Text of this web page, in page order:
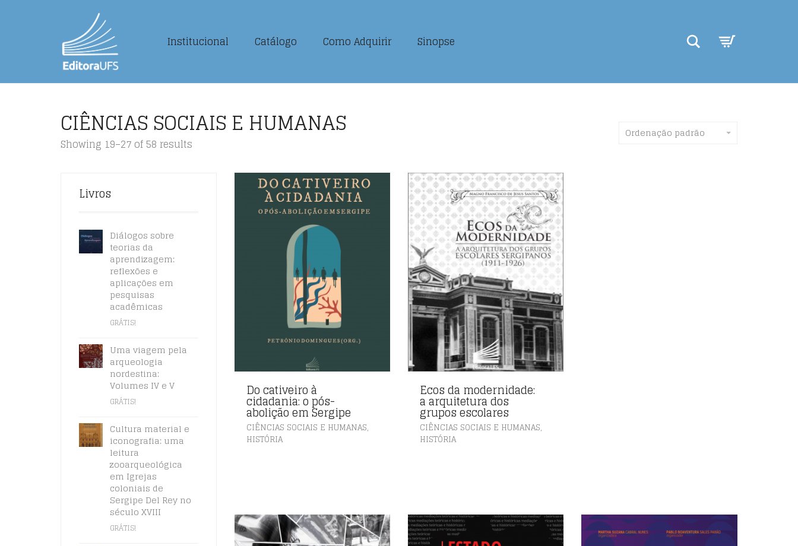
Institucional Catálogo Como Adquirir Sinopse Search
CIÊNCIAS SOCIAIS E HUMANAS
Showing 19–27 of 58 results
Ordenação padrão
Do cativeiro à
cidadania: o pós-
abolição em Sergipe
CIÊNCIAS SOCIAIS E HUMANAS,
HISTÓRIA
Ecos da modernidade:
a arquitetura dos
grupos escolares
CIÊNCIAS SOCIAIS E HUMANAS,
HISTÓRIA
Livros
Diálogos sobre
teorias da
aprendizagem:
reflexões e
aplicações em
pesquisas
acadêmicas
GRÁTIS!
Uma viagem pela
arqueologia
nordestina:
Volumes IV e V
GRÁTIS!
Cultura material e
iconografia: uma
leitura
zooarqueológica
em Igrejas
coloniais de
Sergipe Del Rey no
século XVIII
GRÁTIS!